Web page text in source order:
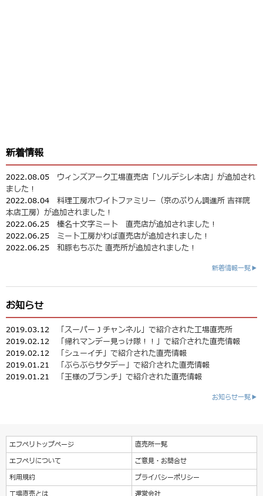
新着情報
2022.08.05 ウィンズアーク工場直売店「ソルデシレ本店」が追加され
ました！
2022.08.04 料理工房ホワイトファミリー（京のぷりん調進所 吉祥院
本店工房）が追加されました！
2022.06.25 榛名十文字ミート 直売店が追加されました！
2022.06.25 ミート工房かわば直売店が追加されました！
2022.06.25 和豚もちぶた 直売所が追加されました！
新着情報一覧▶
お知らせ
2019.03.12
「スーパーＪチャンネル」で紹介された工場直売所
2019.02.12
「帰れマンデー見っけ隊！！」で紹介された直売情報
2019.02.12
「シューイチ」で紹介された直売情報
2019.01.21
「ぶらぶらサタデー」で紹介された直売情報
2019.01.21
「王様のブランチ」で紹介された直売情報
お知らせ一覧▶
エフペリトップページ
直売所一覧
エフペリについて
ご意見・お問合せ
利用規約
プライバシーポリシー
工場直売とは
運営会社